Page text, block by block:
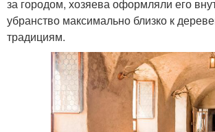
за городом, хозяева оформляли его
убранство максимально близко к
традициям.